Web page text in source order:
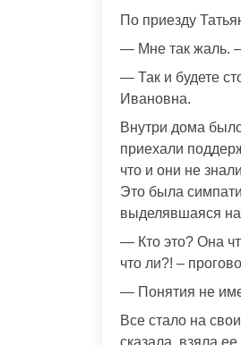
По приезду
— Мне так жаль. –
— Так и будете
Ивановна.
Внутри дома
приехали
что и они не
Это была
выделявшаяся
— Кто это? Она
что ли?! –
— Понятия не
Все стало на
сказала, взяла